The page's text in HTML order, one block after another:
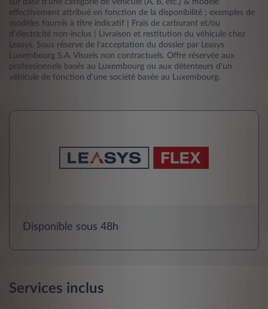
sur base d'une catégorie de véhicule (A, B, etc.) & modèle
effectivement attribué en fonction de la disponibilité ; exemples de
modèles fournis à titre indicatif | Frais de carburant et/ou
d'électricité non-inclus | Livraison et restitution du véhicule chez
Leasys. Sous réserve de l’acceptation du dossier par Leasys
Luxembourg S.A. Visuels non contractuels. Offre réservée aux
professionnels basés au Luxembourg ou aux détenteurs d'un
véhicule de fonction d'une société basée au Luxembourg.
Disponible sous 48h
Services inclus